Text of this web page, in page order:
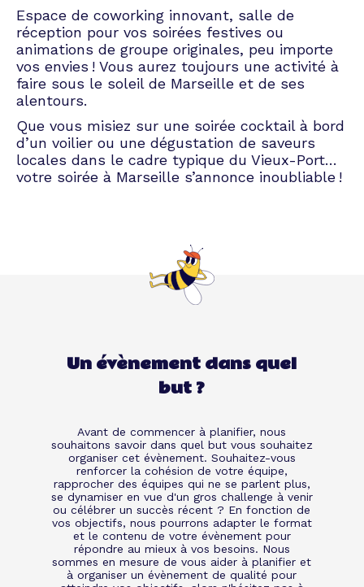
Espace de coworking innovant, salle de
réception pour vos soirées festives ou
animations de groupe originales, peu importe
vos envies ! Vous aurez toujours une activité à
faire sous le soleil de Marseille et de ses
alentours.
Que vous misiez sur une soirée cocktail à bord
d’un voilier ou une dégustation de saveurs
locales dans le cadre typique du Vieux-Port…
votre soirée à Marseille s’annonce inoubliable !
Un évènement dans quel
but ?
Avant de commencer à planifier, nous
souhaitons savoir dans quel but vous souhaitez
organiser cet évènement. Souhaitez-vous
renforcer la cohésion de votre équipe,
rapprocher des équipes qui ne se parlent plus,
se dynamiser en vue d'un gros challenge à venir
ou célébrer un succès récent ? En fonction de
vos objectifs, nous pourrons adapter le format
et le contenu de votre évènement pour
répondre au mieux à vos besoins. Nous
sommes en mesure de vous aider à planifier et
à organiser un évènement de qualité pour